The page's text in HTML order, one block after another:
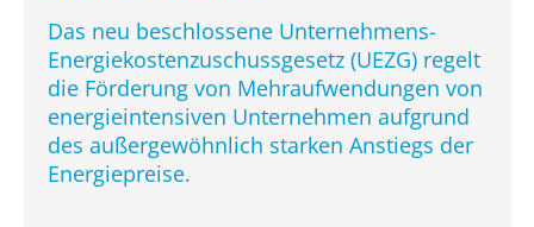
Das neu beschlossene Unternehmens-
Energiekostenzuschussgesetz (UEZG) regelt
die Förderung von Mehraufwendungen von
energieintensiven Unternehmen aufgrund
des außergewöhnlich starken Anstiegs der
Energiepreise.